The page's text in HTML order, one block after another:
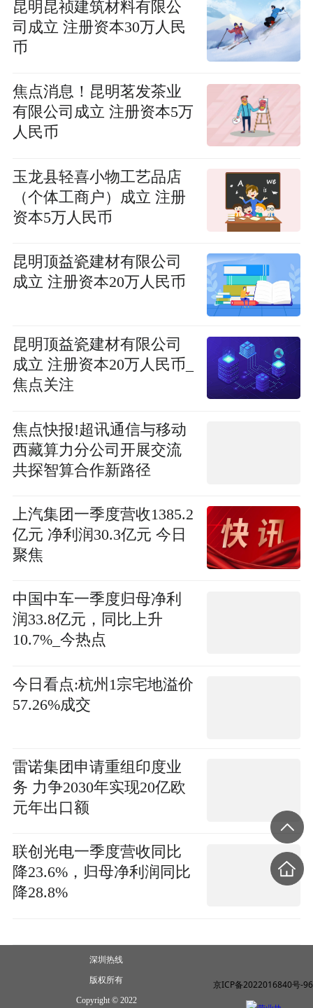
昆明昆祯建筑材料有限公
司成立 注册资本30万人民
币
焦点消息！昆明茗发茶业
有限公司成立 注册资本5万
人民币
玉龙县轻喜小物工艺品店
（个体工商户）成立 注册
资本5万人民币
昆明顶益瓷建材有限公司
成立 注册资本20万人民币
昆明顶益瓷建材有限公司
成立 注册资本20万人民币_
焦点关注
焦点快报!超讯通信与移动
西藏算力分公司开展交流
共探智算合作新路径
上汽集团一季度营收1385.2
亿元 净利润30.3亿元 今日
聚焦
中国中车一季度归母净利
润33.8亿元，同比上升
10.7%_今热点
今日看点:杭州1宗宅地溢价
57.26%成交
雷诺集团申请重组印度业
务 力争2030年实现20亿欧
元年出口额
联创光电一季度营收同比
降23.6%，归母净利润同比
降28.8%
深圳热线
版权所有
Copyright © 2022
京ICP备2022016840号-96